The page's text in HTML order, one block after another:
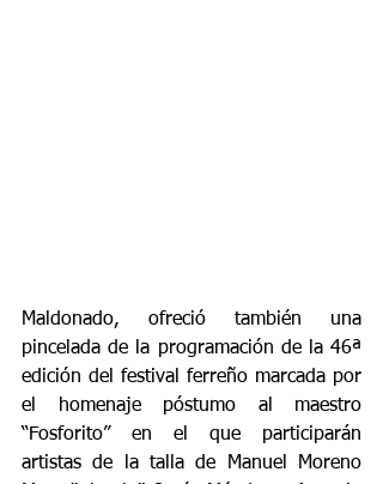
Maldonado, ofreció también una
pincelada de la programación de la 46ª
edición del festival ferreño marcada por
el homenaje póstumo al maestro
“Fosforito” en el que participarán
artistas de la talla de Manuel Moreno